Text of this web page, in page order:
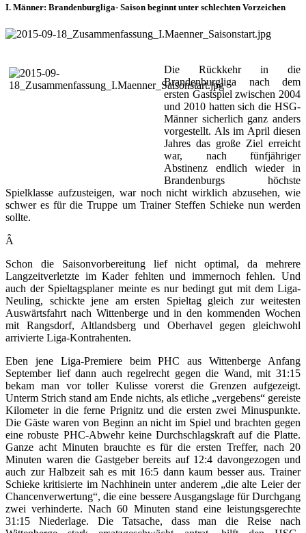
I. Männer: Brandenburgliga- Saison beginnt unter schlechten Vorzeichen
Die Rückkehr in die
Brandenburgliga nach dem
ersten Gastspiel zwischen 2004
und 2010 hatten sich die HSG-
Männer sicherlich ganz anders
vorgestellt. Als im April diesen
Jahres das große Ziel erreicht
war, nach fünfjähriger
Abstinenz endlich wieder in
Brandenburgs höchste
Spielklasse aufzusteigen, war noch nicht wirklich abzusehen, wie
schwer es für die Truppe um Trainer Steffen Schieke nun werden
sollte.
Â
Schon die Saisonvorbereitung lief nicht optimal, da mehrere
Langzeitverletzte im Kader fehlten und immernoch fehlen. Und
auch der Spieltagsplaner meinte es nur bedingt gut mit dem Liga-
Neuling, schickte jene am ersten Spieltag gleich zur weitesten
Auswärtsfahrt nach Wittenberge und in den kommenden Wochen
mit Rangsdorf, Altlandsberg und Oberhavel gegen gleichwohl
arrivierte Liga-Kontrahenten.
Eben jene Liga-Premiere beim PHC aus Wittenberge Anfang
September lief dann auch regelrecht gegen die Wand, mit 31:15
bekam man vor toller Kulisse vorerst die Grenzen aufgezeigt.
Unterm Strich stand am Ende nichts, als etliche „vergebens“ gereiste
Kilometer in die ferne Prignitz und die ersten zwei Minuspunkte.
Die Gäste waren von Beginn an nicht im Spiel und brachten gegen
eine robuste PHC-Abwehr keine Durchschlagskraft auf die Platte.
Ganze acht Minuten brauchte es für die ersten Treffer, nach 20
Minuten waren die Gastgeber bereits auf 12:4 davongezogen und
auch zur Halbzeit sah es mit 16:5 dann kaum besser aus. Trainer
Schieke kritisierte im Nachhinein unter anderem „die alte Leier der
Chancenverwertung“, die eine bessere Ausgangslage für Durchgang
zwei verhinderte. Nach 60 Minuten stand eine leistungsgerechte
31:15 Niederlage. Die Tatsache, dass man die Reise nach